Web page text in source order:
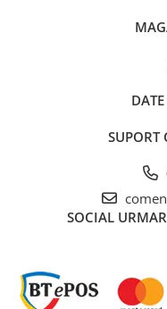
SUPORT
SOCIAL